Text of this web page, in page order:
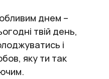
днем –
твій день,
і
яку ти так